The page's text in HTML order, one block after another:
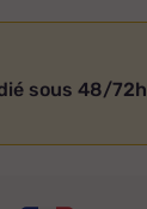
sous 48/72h